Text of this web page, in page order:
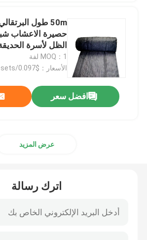
صندوق تغليف الأدوية
تغليف معكرون بلاستيك
تغليف علب الهدايا الورقية
أواني الزهور البلاستيكية
تغليف العلب البلاستيكية
الظل لأسرة
MOQ：1 لفة
الأسعار：$0.097/sets 500-999 sets
افضل سعر
عرض المزيد
اترك رسالة